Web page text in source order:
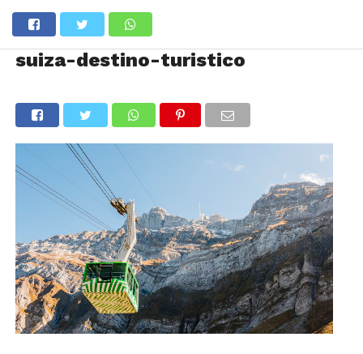
suiza-destino-turistico